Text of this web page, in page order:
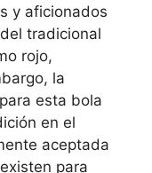
y aficionados
tradicional
rojo,
la
esta bola
en el
aceptada
para